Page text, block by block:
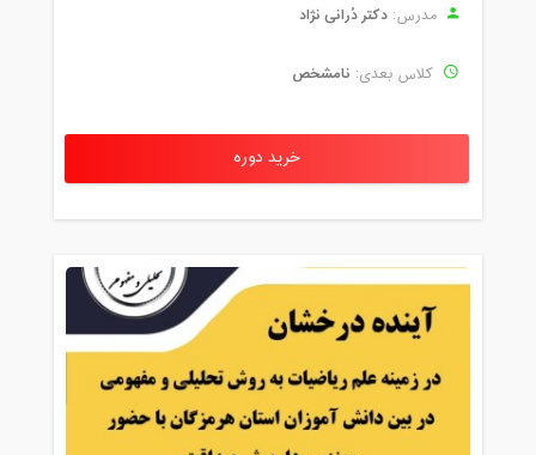
مدرس: دکتر دُرانی نژاد
کلاس بعدی: نامشخص
خرید دوره